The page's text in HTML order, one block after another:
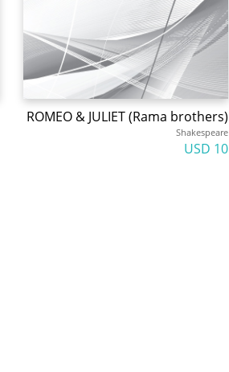
ROMEO & JULIET (Rama brothers)
Shakespeare
10 USD